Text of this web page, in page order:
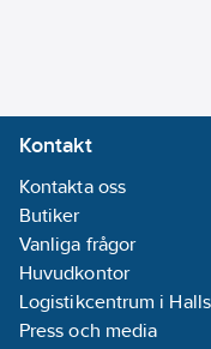
Kontakt
Kontakta oss
Butiker
Vanliga frågor
Huvudkontor
Logistikcentrum i
Press och media